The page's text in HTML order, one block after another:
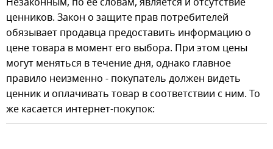
ценников. Закон о защите прав потребителей
обязывает продавца предоставить информацию о
цене товара в момент его выбора. При этом цены
могут меняться в течение дня, однако главное
правило неизменно - покупатель должен видеть
ценник и оплачивать товар в соответствии с ним. То
же касается интернет-покупок: